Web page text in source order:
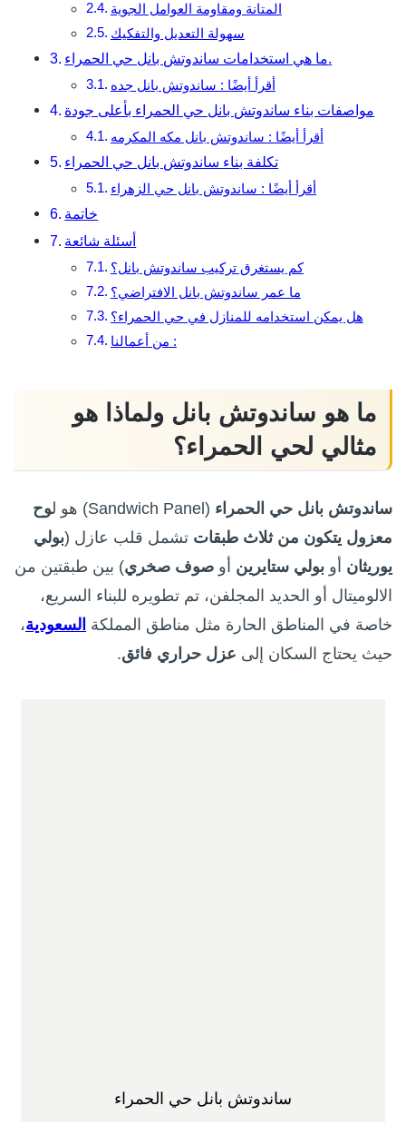
المتانة ومقاومة العوامل الجوية
سهولة التعديل والتفكيك
ما هي استخدامات ساندوتش بانل حي الحمراء.
أقرأ أيضًا : ساندوتش بانل جده
مواصفات بناء ساندوتش بانل حي الحمراء بأعلى جودة
أقرأ أيضًا : ساندوتش بانل مكه المكرمه
تكلفة بناء ساندوتش بانل حي الحمراء
أقرأ أيضًا : ساندوتش بانل حي الزهراء
خاتمة
أسئلة شائعة
كم يستغرق تركيب ساندوتش بانل؟
ما عمر ساندوتش بانل الافتراضي؟
هل يمكن استخدامه للمنازل في حي الحمراء؟
من أعمالنا :
ما هو ساندوتش بانل ولماذا هو
مثالي لحي الحمراء؟
ساندوتش بانل حي الحمراء (Sandwich Panel) هو ل
وح
معزول يتكون من ثلاث طبقات تشمل قلب عازل (بولي
يوريثان أو بولي ستايرين أو صوف صخري) بين طبقتين من
الالوميتال أو الحديد المجلفن، تم تطويره للبناء السريع،
خاصة في المناطق الحارة مثل مناطق المملكة السعودية،
حيث يحتاج السكان إلى عزل حراري فائق.
ساندوتش بانل حي الحمراء